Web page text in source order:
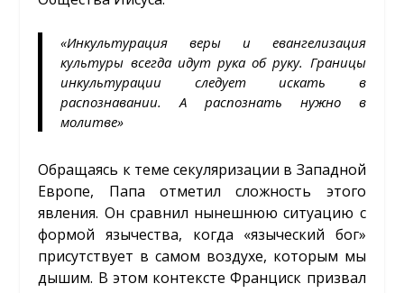
«Инкультурация веры и евангелизация
культуры всегда идут рука об руку. Границы
инкультурации следует искать в
распознавании. А распознать нужно в
молитве»
Обращаясь к теме секуляризации в Западной
Европе, Папа отметил сложность этого
явления. Он сравнил нынешнюю ситуацию с
формой язычества, когда «языческий бог»
присутствует в самом воздухе, которым мы
дышим. В этом контексте Франциск призвал